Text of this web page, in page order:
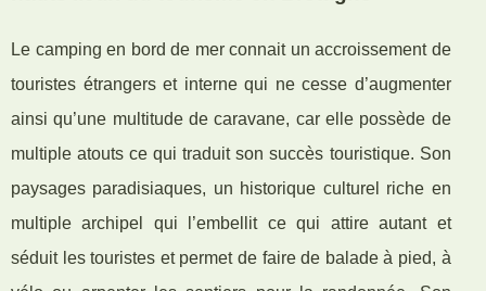
Le camping en bord de mer connait un accroissement de
touristes étrangers et interne qui ne cesse d’augmenter
ainsi qu’une multitude de caravane, car elle possède de
multiple atouts ce qui traduit son succès touristique. Son
paysages paradisiaques, un historique culturel riche en
multiple archipel qui l’embellit ce qui attire autant et
séduit les touristes et permet de faire de balade à pied, à